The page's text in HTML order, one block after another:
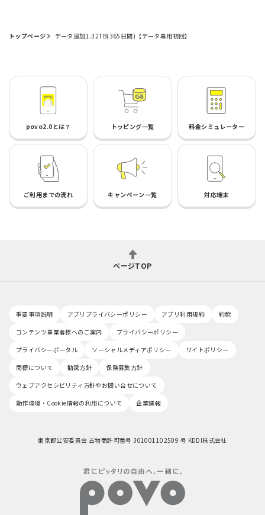
トップページ データ追加1.32TB(365日間)【データ専用初回】
povo2.0とは？ トッピング一覧 料金シミュレーター
ご利用までの流れ キャンペーン一覧 対応端末
ページTOP
重要事項説明 アプリプライバシーポリシー アプリ利用規約
約款
コンテンツ事業者様へのご案内
プライバシーポリシー
プライバシーポータル
ソーシャルメディアポリシー
サイトポリシー
商標について
勧誘方針
保険募集方針
ウェブアクセシビリティ方針やお問い合せについて
動作環境・Cookie情報の利用について
企業情報
東京都公安委員会 古物商許可番号 301001102509 号 KDDI株式会社